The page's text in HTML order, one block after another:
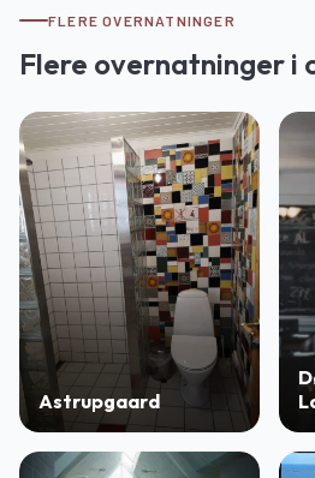
FLERE OVERNATNINGER
Flere overnatninger i
Astrupgaard